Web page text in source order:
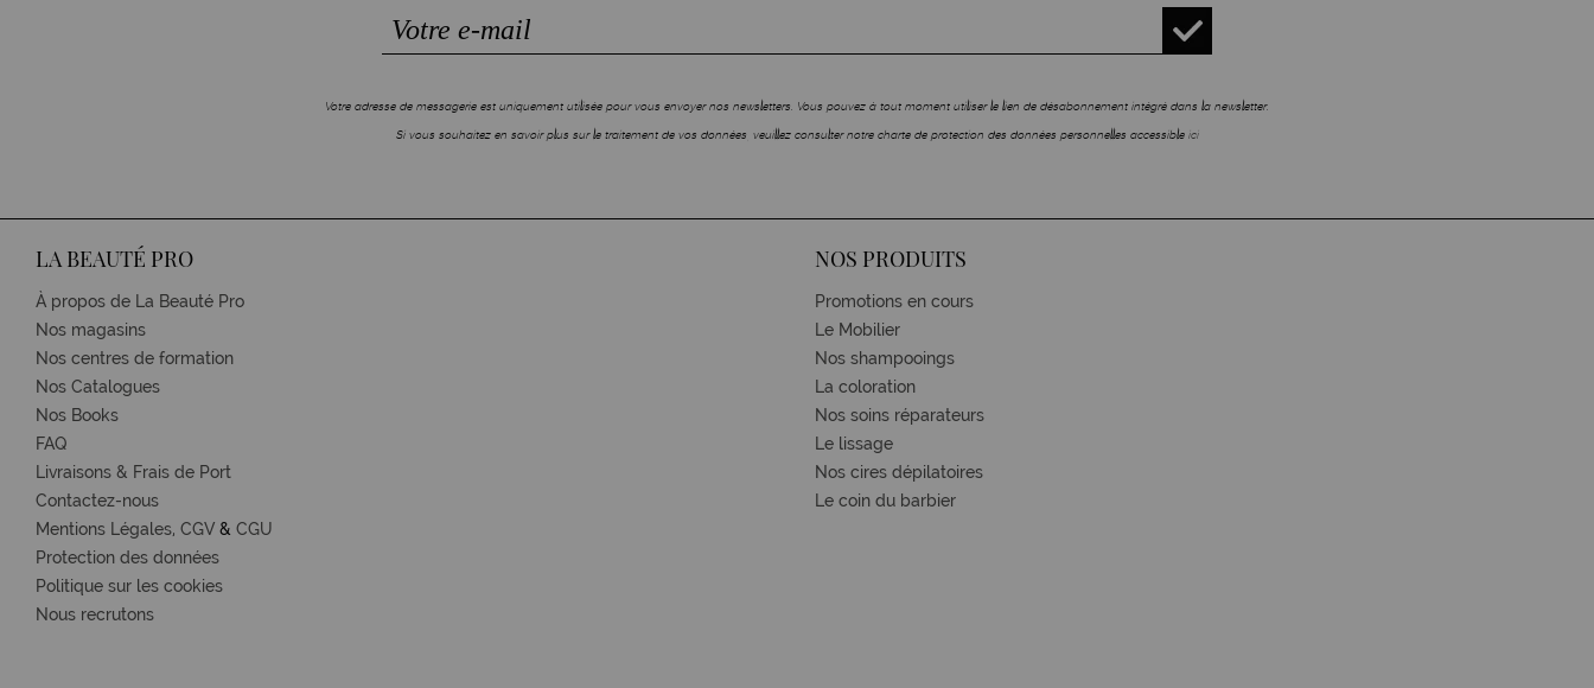
Votre adresse de messagerie est uniquement utilisée pour vous envoyer nos newsletters. Vous pouvez à tout moment utiliser le lien de désabonnement intégré dans la newsletter.
Si vous souhaitez en savoir plus sur le traitement de vos données, veuillez consulter notre charte de protection des données personnelles accessibleici
LA BEAUTÉ PRO
À propos de La Beauté Pro
Nos magasins
Nos centres de formation
Nos Catalogues
Nos Books
FAQ
Livraisons & Frais de Port
Contactez-nous
Mentions Légales, CGV & CGU
Protection des données
Politique sur les cookies
Nous recrutons
NOS PRODUITS
Promotions en cours
Le Mobilier
Nos shampooings
La coloration
Nos soins réparateurs
Le lissage
Nos cires dépilatoires
Le coin du barbier